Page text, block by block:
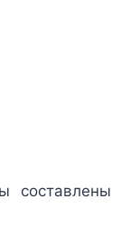
составлены